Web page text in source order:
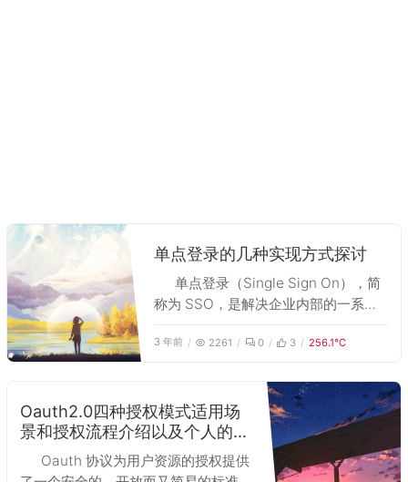
单点登录的几种实现方式探讨
单点登录（Single Sign On），简
称为 SSO，是解决企业内部的一系列
在多个应用系统中，用户只需要登录一
统，用于减少用户重复的登录操作，提
升用户体验。从技术层面上讲，单点登
录目前有多种实现方案，本文从博主个
人的理解出发，比较这几种不同方案的
优劣和适用场景。
3 年前 2261 0 3 256.1℃
Oauth2.0四种授权模式适用场
景和授权流程介绍以及个人的一
些思考
Oauth 协议为用户资源的授权提供